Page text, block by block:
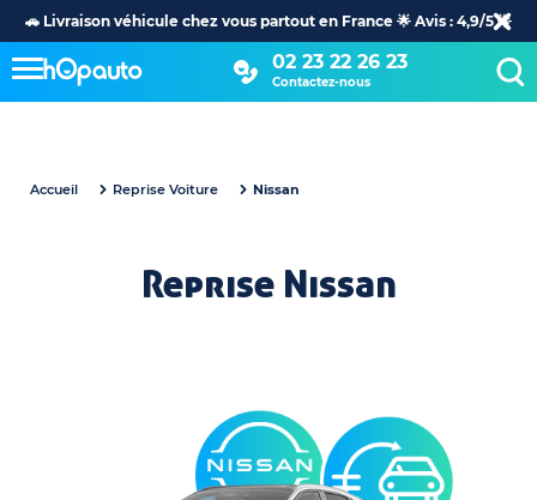
🚗 Livraison véhicule chez vous partout en France 🌟 Avis : 4,9/5 🌟
02 23 22 26 23
Contactez-nous
Accueil Reprise Voiture Nissan
Reprise Nissan